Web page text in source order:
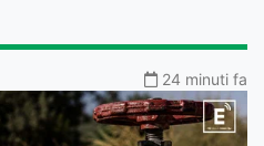
24 minuti fa